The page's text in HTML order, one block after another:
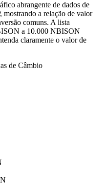
abrangente de dados de
a relação de valor
comuns. A lista
a 10.000 NBISON
claramente o valor de
de Câmbio